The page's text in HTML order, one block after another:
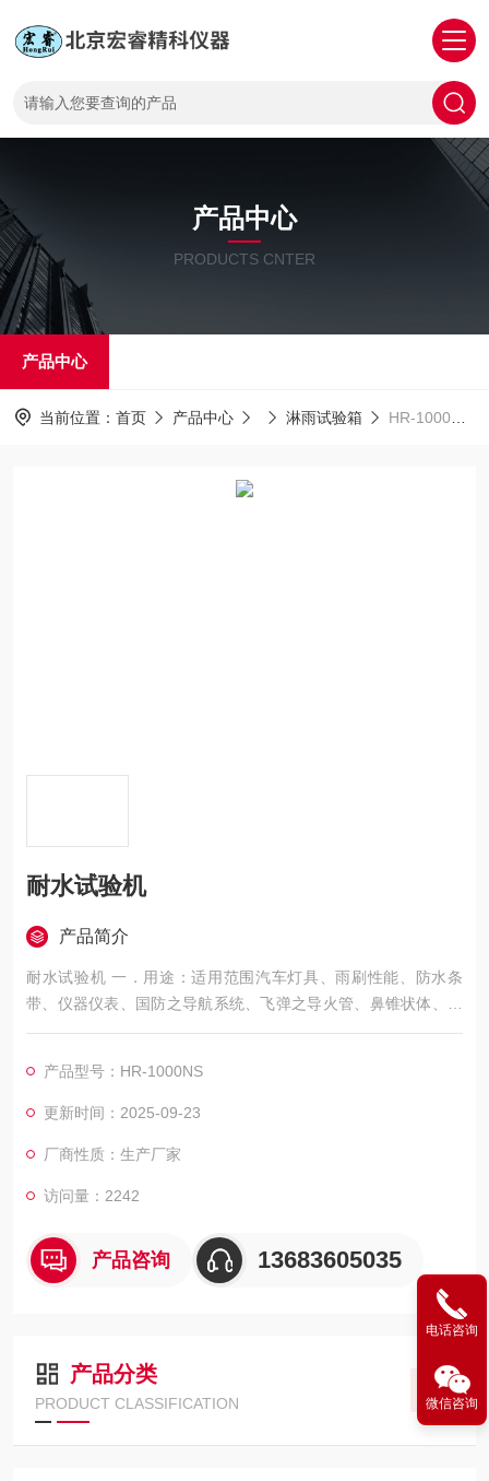
产品中心
PRODUCTS CNTER
产品中心
当前位置： 首页 产品中心 淋雨试验箱 HR-1000NS耐水试验机
耐水试验机
产品简介
耐水试验机 一．用途：适用范围汽车灯具、雨刷性能、防水条
带、仪器仪表、国防之导航系统、飞弹之导火管、鼻锥状体、雷
达椎顶、航太工业之耐水试验及电器外壳之防水性能，以检测产
验R1、R2、S1、S2试验要求。
产品型号：HR-1000NS
更新时间：2025-09-23
厂商性质：生产厂家
访问量：2242
产品咨询 13683605035
产品分类
PRODUCT CLASSIFICATION
电话咨询
微信咨询